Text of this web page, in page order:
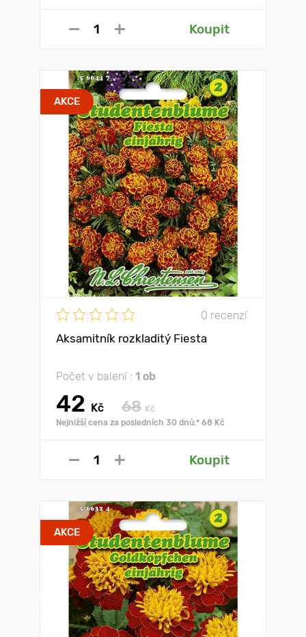
Koupit
AKCE
0 recenzí
Aksamitník rozkladitý Fiesta
Počet v balení : 1 ob
42 Kč 68 Kč
Nejnižší cena za posledních 30 dnů:* 68 Kč
Koupit
AKCE